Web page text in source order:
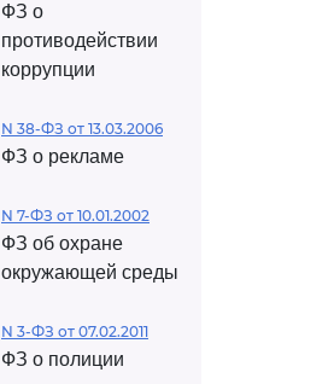
ФЗ о
противодействии
коррупции
N 38-ФЗ от 13.03.2006
ФЗ о рекламе
N 7-ФЗ от 10.01.2002
ФЗ об охране
окружающей среды
N 3-ФЗ от 07.02.2011
ФЗ о полиции